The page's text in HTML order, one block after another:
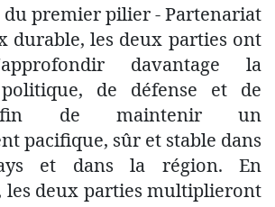
du premier pilier - Partenariat
durable, les deux parties ont
davantage la
de défense et de
de maintenir un
pacifique, sûr et stable dans
et dans la région. En
les deux parties multiplieront